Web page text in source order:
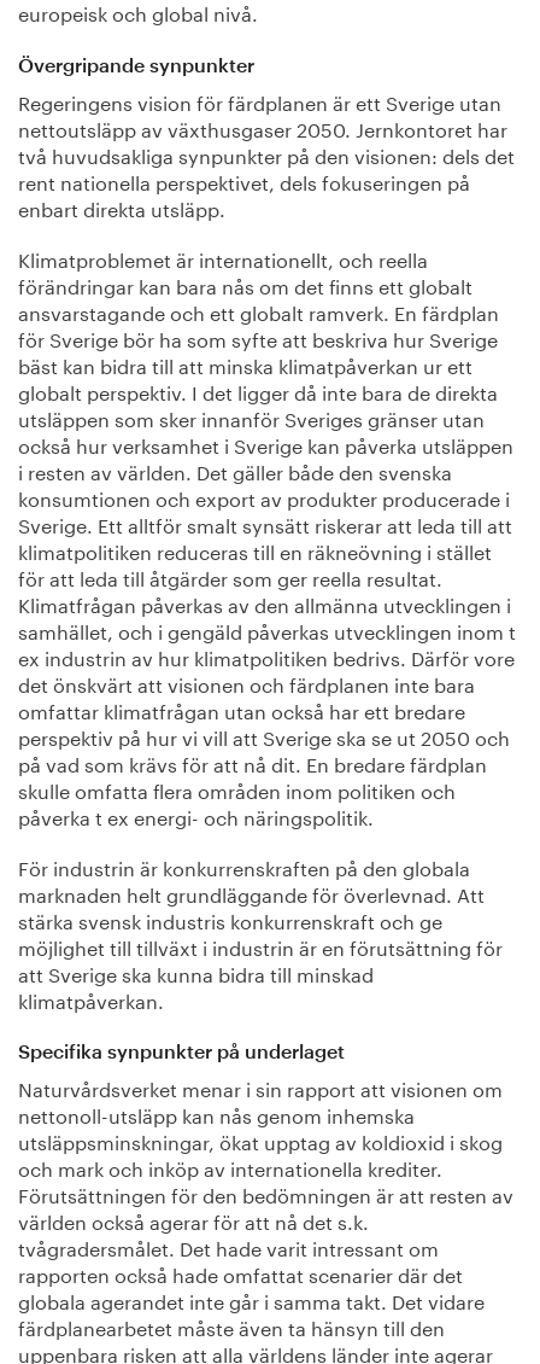
europeisk och global nivå.
Övergripande synpunkter
Regeringens vision för färdplanen är ett Sverige utan
nettoutsläpp av växthusgaser 2050. Jernkontoret har
två huvudsakliga synpunkter på den visionen: dels det
rent nationella perspektivet, dels fokuseringen på
enbart direkta utsläpp.
Klimatproblemet är internationellt, och reella
förändringar kan bara nås om det finns ett globalt
ansvarstagande och ett globalt ramverk. En färdplan
för Sverige bör ha som syfte att beskriva hur Sverige
bäst kan bidra till att minska klimatpåverkan ur ett
globalt perspektiv. I det ligger då inte bara de direkta
utsläppen som sker innanför Sveriges gränser utan
också hur verksamhet i Sverige kan påverka utsläppen
i resten av världen. Det gäller både den svenska
konsumtionen och export av produkter producerade i
Sverige. Ett alltför smalt synsätt riskerar att leda till att
klimatpolitiken reduceras till en räkneövning i stället
för att leda till åtgärder som ger reella resultat.
Klimatfrågan påverkas av den allmänna utvecklingen i
samhället, och i gengäld påverkas utvecklingen inom t
ex industrin av hur klimatpolitiken bedrivs. Därför vore
det önskvärt att visionen och färdplanen inte bara
omfattar klimatfrågan utan också har ett bredare
perspektiv på hur vi vill att Sverige ska se ut 2050 och
på vad som krävs för att nå dit. En bredare färdplan
skulle omfatta flera områden inom politiken och
påverka t ex energi- och näringspolitik.
För industrin är konkurrenskraften på den globala
marknaden helt grundläggande för överlevnad. Att
stärka svensk industris konkurrenskraft och ge
möjlighet till tillväxt i industrin är en förutsättning för
att Sverige ska kunna bidra till minskad
klimatpåverkan.
Specifika synpunkter på underlaget
Naturvårdsverket menar i sin rapport att visionen om
nettonoll-utsläpp kan nås genom inhemska
utsläppsminskningar, ökat upptag av koldioxid i skog
och mark och inköp av internationella krediter.
Förutsättningen för den bedömningen är att resten av
världen också agerar för att nå det s.k.
tvågradersmålet. Det hade varit intressant om
rapporten också hade omfattat scenarier där det
globala agerandet inte går i samma takt. Det vidare
färdplanearbetet måste även ta hänsyn till den
uppenbara risken att alla världens länder inte agerar